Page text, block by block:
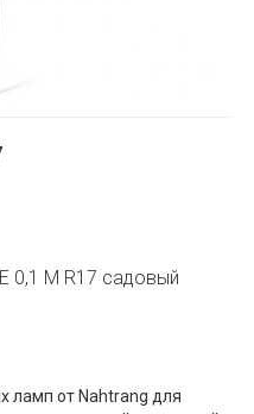
0,1 M R17 садовый
ламп от Nahtrang для